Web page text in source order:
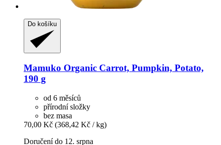
Do košíku
Mamuko Organic Carrot, Pumpkin, Potato,
190 g
od 6 měsíců
přírodní složky
bez masa
70,00 Kč (368,42 Kč / kg)
Doručení do 12. srpna